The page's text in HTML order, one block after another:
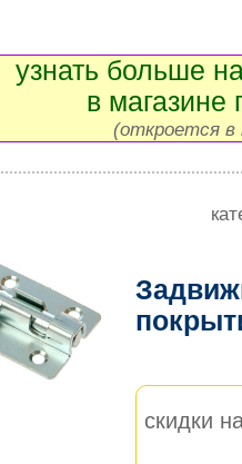
узнать больше
в магазине
(откроется в
скидки